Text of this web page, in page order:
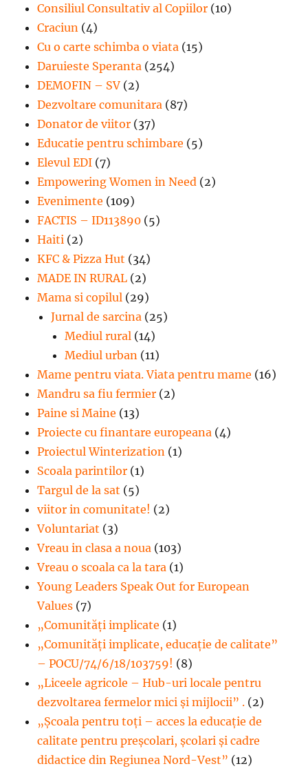
Consiliul Consultativ al Copiilor (10)
Craciun (4)
Cu o carte schimba o viata (15)
Daruieste Speranta (254)
DEMOFIN – SV (2)
Dezvoltare comunitara (87)
Donator de viitor (37)
Educatie pentru schimbare (5)
Elevul EDI (7)
Empowering Women in Need (2)
Evenimente (109)
FACTIS – ID113890 (5)
Haiti (2)
KFC & Pizza Hut (34)
MADE IN RURAL (2)
Mama si copilul (29)
Jurnal de sarcina (25)
Mediul rural (14)
Mediul urban (11)
Mame pentru viata. Viata pentru mame (16)
Mandru sa fiu fermier (2)
Paine si Maine (13)
Proiecte cu finantare europeana (4)
Proiectul Winterization (1)
Scoala parintilor (1)
Targul de la sat (5)
viitor in comunitate! (2)
Voluntariat (3)
Vreau in clasa a noua (103)
Vreau o scoala ca la tara (1)
Young Leaders Speak Out for European
Values (7)
„Comunități implicate (1)
„Comunități implicate, educație de calitate”
– POCU/74/6/18/103759! (8)
„Liceele agricole – Hub-uri locale pentru
dezvoltarea fermelor mici şi mijlocii” . (2)
„Școala pentru toți – acces la educație de
calitate pentru preșcolari, școlari și cadre
didactice din Regiunea Nord-Vest” (12)